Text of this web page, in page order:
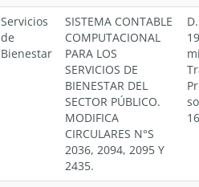
Servicios
de
Bienestar
SISTEMA CONTABLE
COMPUTACIONAL
PARA LOS
SERVICIOS DE
BIENESTAR DEL
SECTOR PÚBLICO.
MODIFICA
CIRCULARES N°S
2036, 2094, 2095 Y
2435.